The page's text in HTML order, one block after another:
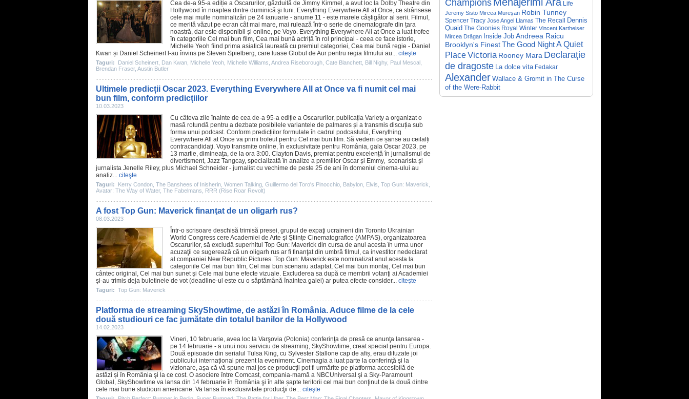
Cea de-a 95-a ediție a Oscarurilor, găzduită de Jimmy Kimmel, a avut loc la Dolby Theatre din
Hollywood în noaptea dintre duminică şi luni. Everything Everywhere All at Once, ce strânsese
cele mai multe nominalizări pe 24 ianuarie - anume 11 - este marele câștigător al serii. Filmul ,
ce merită văzut pe ecran cât mai mare, mai rulează într-o serie de cinematografe din țara
noastră, dar este disponibil și online, pe Voyo. Everything Everywhere All at Once a luat trofee
în categoriile Cel mai bun film, Cea mai bună actriță în rol principal - ceea ce face istorie,
Michelle Yeoh fiind prima asiatică laureată cu premiul categoriei, Cea mai bună regie - Daniel
Kwan și Daniel Scheinertl-au învins pe Steven Spielberg, care luase Globul de Aur pentru regia filmului au... citeşte
Taguri: Daniel Scheinert Dan Kwan Michelle Yeoh Michelle Williams Andrea Riseborough Cate Blanchett Bill Nighy, Paul Mescal
Brendan Fraser, Austin Butler
Ultimele predicții Oscar 2023. Everything Everywhere All at Once va fi numit cel mai
bun film, conform predicțiilor
10.03.2023
Cu câteva zile înainte de cea de-a 95-a ediție a Oscarurilor, publicația Variety a organizat o
masă rotundă pentru a dezbate posibilele variantele de palmares și a transmis discuția sub
forma unui podcast. Conform predicțiilor formulate în cadrul podcastului, Everything
Everywhere All at Once va primi trofeul pentru Cel mai bun film. Să vedem ce șanse au ceilalți
contracandidați. Voyo transmite online, în exclusivitate pentru România, gala Oscar 2023, pe
13 martie, dimineața, de la ora 3:00. Clayton Davis, premiat pentru excelență în jurnalismul de
divertisment, Jazz Tangcay, specializată în analize a premiilor Oscar și Emmy, scenarista și
jurnalista Jenelle Riley, plus Michael Schneider - jurnalist cu vechime de peste 25 de ani în domeniul cinema-ului au
analiz... citeşte
Taguri: Kerry Condon The Banshees of Inisherin Women Talking Guillermo del Toro's Pinocchio Babylon Elvis Top Gun: Maverick
Avatar: The Way of Water, The Fabelmans RRR (Rise Roar Revolt)
A fost Top Gun: Maverick finanţat de un oligarh rus?
08.03.2023
Într-o scrisoare deschisă trimisă presei, grupul de expaţi ucraineni din Toronto Ukrainian
World Congress cere Academiei de Arte şi Ştiinţe Cinematografice (AMPAS), organizatoarea
Oscarurilor, să excludă superhitul Top Gun: Maverick din cursa de anul acesta în urma unor
acuzaţii ce sugerează că un oligarh rus ar fi finanţat din umbră filmul , ca investitor nedeclarat
al companiei New Republic Pictures. Top Gun: Maverick este nominalizat anul acesta la
categoriile Cel mai bun film, Cel mai bun scenariu adaptat, Cel mai bun montaj, Cel mai bun
cântec original, Cel mai bun sunet şi Cele mai bune efecte vizuale. Excluderea sa după ce membrii votanţi ai Academiei
şi-au trimis deja buletinele de vot (deadline-ul este cu o săptămână înaintea galei) ar putea efecte consider... citeşte
Taguri: Top Gun: Maverick
Platforma de streaming SkyShowtime, de astăzi în România. Aduce filme de la cele
două studiouri ce fac jumătate din totalul banilor de la Hollywood
14.02.2023
Vineri, 10 februarie, avea loc la Varşovia (Polonia) conferinţa de presă ce anunţa lansarea -
pe 14 februarie - a unui nou serviciu de streaming, SkyShowtime, creat special pentru Europa.
Două episoade din serialul Tulsa King, cu Sylvester Stallone cap de afiș, erau difuzate joi
publicului internațional prezent la eveniment. Cinemagia a luat parte la conferinţă şi la
vizionare, așa că vă spune mai jos ce producţii pot fi urmărite pe platforma accesibilă de
astăzi și în România şi la ce cost. O asociere între Comcast, compania-mamă a NBCUniversal şi a Sky-Paramount
Global, SkyShowtime va lansa din 14 februarie în România şi în alte șapte teritorii cel mai bun conţinut de la două dintre
cele mai bune studiouri americane. Va lansa în exclusivitate producţii de... citeşte
Champions
Life
Jeremy Sisto Mircea Mureșan Robin Tunney
Spencer Tracy Jose Angel Llamas The Recall
Dennis
Quaid The Goonies Royal Winter Vincent Kartheiser
Mircea Drăgan Inside Job Andreea Raicu
Brooklyn's FinestThe Good NightA Quiet
PlaceVictoria Rooney Mara Declarație
de dragoste La dolce vita Fedakar
Alexander Wallace & Gromit in The Curse
of the Were-Rabbit